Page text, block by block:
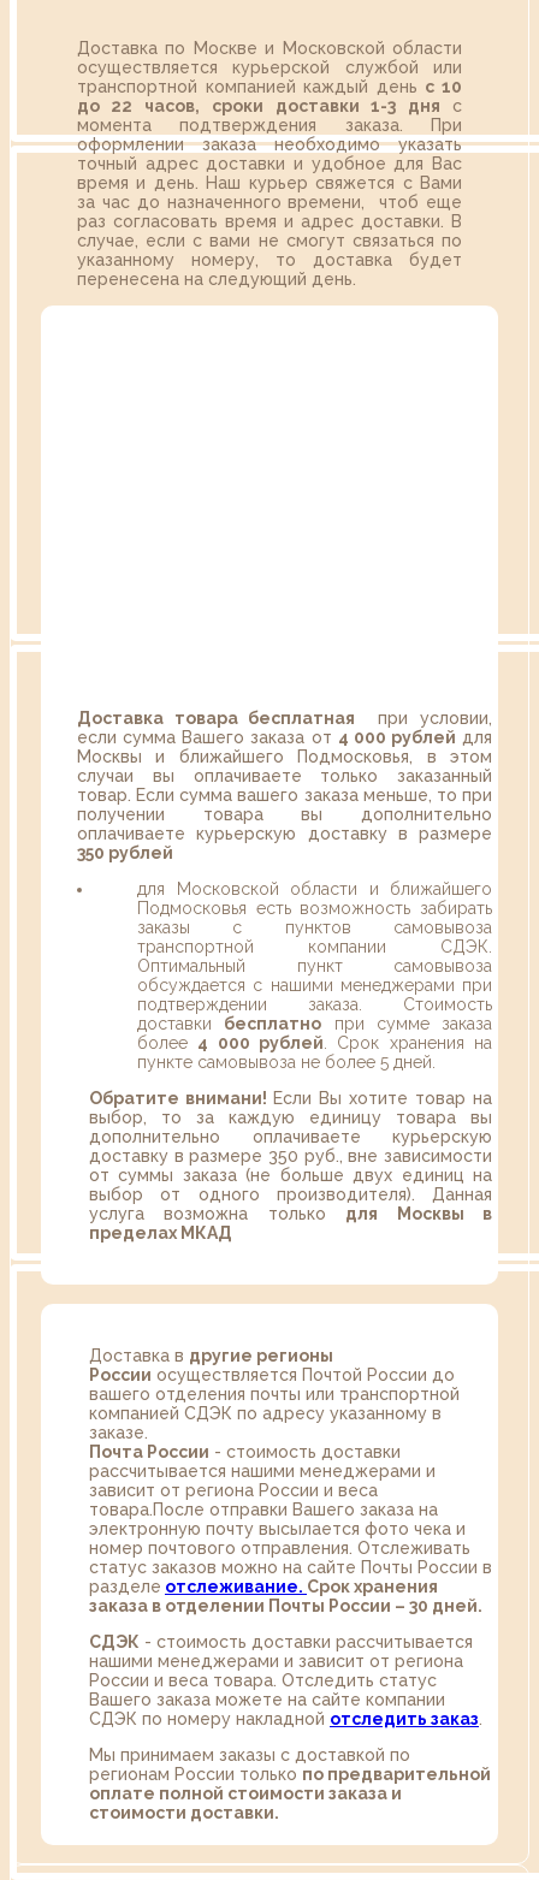
Доставка по Москве и Московской области
осуществляется курьерской службой или
транспортной компанией каждый день с 10
до 22 часов,
сроки доставки 1-3 дня с
момента подтверждения заказа. При
оформлении заказа необходимо указать
точный адрес доставки и удобное для Вас
время и день. Наш курьер свяжется с Вами
за час до назначенного времени, чтоб еще
раз согласовать время и адрес доставки. В
случае, если с вами не смогут связаться по
указанному номеру, то доставка будет
перенесена на следующий день.
Доставка товара бесплатная при условии,
если сумма Вашего заказа от 4 000 рублей для
Москвы и ближайшего Подмосковья, в этом
случаи вы оплачиваете только заказанный
товар. Если сумма вашего заказа меньше, то при
получении товара вы дополнительно
оплачиваете курьерскую доставку в размере
350 рублей
для Московской области и ближайшего
Подмосковья есть возможность забирать
заказы с пунктов самовывоза
транспортной компании СДЭК.
Оптимальный пункт самовывоза
обсуждается с нашими менеджерами при
подтверждении заказа. Стоимость
доставки бесплатно при сумме заказа
более 4 000 рублей . Срок хранения на
пункте самовывоза не более 5 дней.
Обратите внимани! Если Вы хотите товар на
выбор, то за каждую единицу товара вы
дополнительно оплачиваете курьерскую
доставку в размере 350 руб., вне зависимости
от суммы заказа (не больше двух единиц на
выбор от одного производителя). Данная
услуга возможна только для Москвы в
пределах МКАД
Доставка в другие регионы
России осуществляется Почтой России до
вашего отделения почты или транспортной
компанией СДЭК по адресу указанному в
заказе.
Почта России - стоимость доставки
рассчитывается нашими менеджерами и
зависит от региона России и веса
товара.После отправки Вашего заказа на
электронную почту высылается фото чека и
номер почтового отправления. Отслеживать
статус заказов можно на сайте Почты России в
разделе oтслеживание. Срок хранения
заказа в отделении Почты России – 30 дней.
СДЭК - стоимость доставки рассчитывается
нашими менеджерами и зависит от региона
России и веса товара. Отследить статус
Вашего заказа можете на сайте компании
СДЭК по номеру накладной отследить заказ
Мы принимаем заказы с доставкой по
регионам России только по предварительной
оплате полной стоимости заказа и
стоимости доставки.